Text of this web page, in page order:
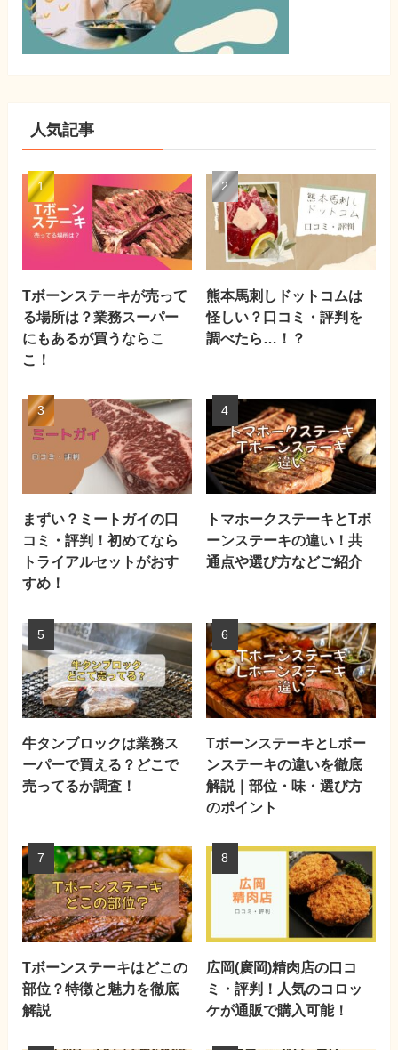
人気記事
Tボーンステーキが売って
る場所は？業務スーパー
にもあるが買うならこ
こ！
熊本馬刺しドットコムは
怪しい？口コミ・評判を
調べたら…！？
まずい？ミートガイの口
コミ・評判！初めてなら
トライアルセットがおす
すめ！
トマホークステーキとTボ
ーンステーキの違い！共
通点や選び方などご紹介
牛タンブロックは業務ス
ーパーで買える？どこで
売ってるか調査！
TボーンステーキとLボー
ンステーキの違いを徹底
解説｜部位・味・選び方
のポイント
Tボーンステーキはどこの
部位？特徴と魅力を徹底
解説
広岡(廣岡)精肉店の口コ
ミ・評判！人気のコロッ
ケが通販で購入可能！